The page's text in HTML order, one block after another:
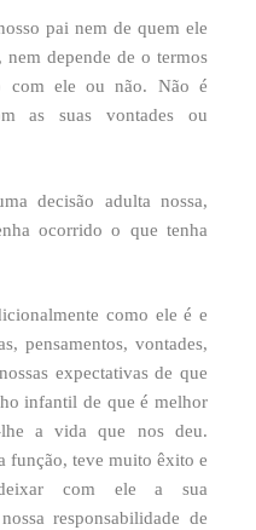
pai nem de quem ele
depende de o termos
com ele ou não. Não é
as suas vontades ou
decisão adulta nossa,
ocorrido o que tenha
como ele é e
pensamentos, vontades,
expectativas de que
infantil de que é melhor
a vida que nos deu.
função, teve muito êxito e
com ele a sua
responsabilidade de